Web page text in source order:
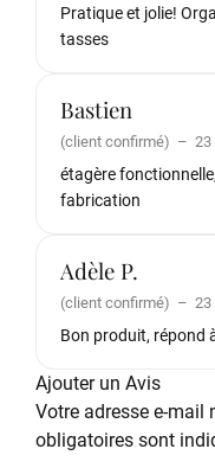
Pratique et jolie!
tasses
Bastien
(client confirmé) – 23
étagère
fabrication
Adèle P.
(client confirmé) – 23
Bon produit, répond
Ajouter un Avis
Votre adresse e-mail
obligatoires sont